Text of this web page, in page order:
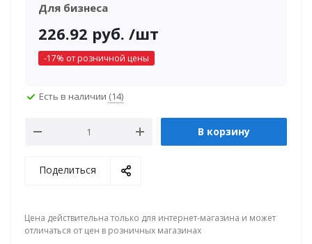
Для бизнеса
226.92 руб. /шт
-17% от розничной цены
Есть в наличии (14)
В корзину
Поделиться
Цена действительна только для интернет-магазина и может
отличаться от цен в розничных магазинах